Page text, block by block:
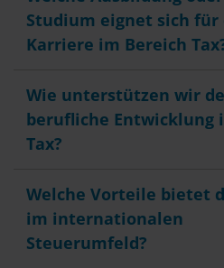
Studium eignet sich für
Karriere im Bereich
Wie unterstützen wir
berufliche Entwicklung
Tax?
Welche Vorteile bietet
im internationalen
Steuerumfeld?